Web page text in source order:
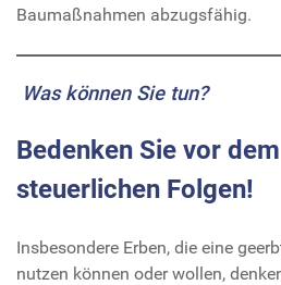
Baumaßnahmen abzugsfähig.
Was können Sie tun?
Bedenken Sie vor
steuerlichen Folgen!
Insbesondere Erben, die eine
nutzen können oder wollen,